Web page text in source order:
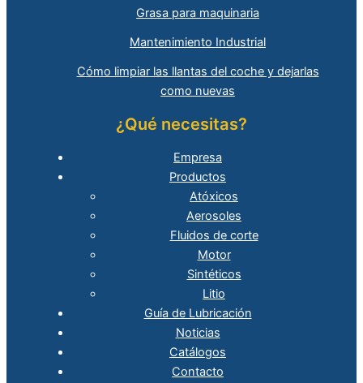
Grasa para maquinaria
Mantenimiento Industrial
Cómo limpiar las llantas del coche y dejarlas
como nuevas
¿Qué necesitas?
Empresa
Productos
Atóxicos
Aerosoles
Fluidos de corte
Motor
Sintéticos
Litio
Guía de Lubricación
Noticias
Catálogos
Contacto